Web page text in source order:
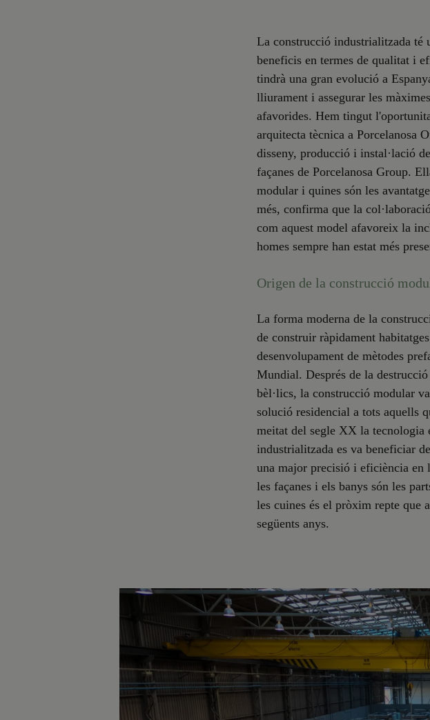
La construcció industrialitzada té
beneficis en termes de qualitat i
tindrà una gran evolució a
lliurament i assegurar les
afavorides. Hem tingut
arquitecta tècnica a Porcelanosa
disseny, producció i instal·lació
façanes de Porcelanosa Group.
modular i quines són les
més, confirma que la
com aquest model afavoreix la
homes sempre han estat més
Origen de la construcció
La forma moderna de la
de construir ràpidament
desenvolupament de mètodes
Mundial. Després de la
bèl·lics, la construcció modular
solució residencial a tots aquells
meitat del segle XX la tecnologia
industrialitzada es va beneficiar
una major precisió i eficiència en
les façanes i els banys són les
les cuines és el pròxim repte que
següents anys.